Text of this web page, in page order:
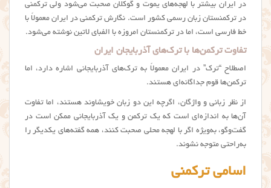
در ایران بیشتر با لهجه‌های یموت و گوکلان صحبت می‌شود ولی ترکمنی
در ترکمنستان زبان رسمی کشور است. نگارش ترکمنی در ایران معمولاً با
خط فارسی است، اما در ترکمنستان امروزه با الفبای لاتین نوشته می‌شود.
تفاوت ترکمن‌ها با ترک‌های آذربایجان ایران
اصطلاح “ترک” در ایران معمولاً به ترک‌های آذربایجانی اشاره دارد، اما
ترکمن‌ها قوم جداگانه‌ای هستند.
از نظر زبانی و واژگان، اگرچه این دو زبان خویشاوند هستند، اما تفاوت
آن‌ها به اندازه‌ای است که یک ترکمن و یک آذربایجانی ممکن است در
گفت‌وگو، به‌ویژه اگر با لهجه محلی صحبت کنند، همه گفته‌های یکدیگر را
به‌راحتی متوجه نشوند.
اسامی ترکمنی